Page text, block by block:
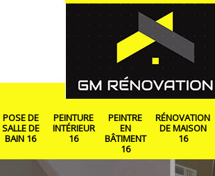
POSE DE
SALLE DE
BAIN 16
PEINTURE
INTÉRIEUR
16
PEINTRE
EN
BÂTIMENT
16
RÉNOVATION
DE MAISON
16